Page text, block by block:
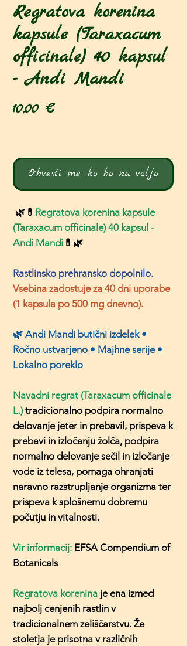
Regratova korenina
kapsule (Taraxacum
officinale) 40 kapsul
- Andi Mandi
10,00 €Price
Obvesti me, ko bo na voljo
🌿💊 Regratova korenina kapsule
(Taraxacum officinale) 40 kapsul -
Andi Mandi 💊🌿
Rastlinsko prehransko dopolnilo.
Vsebina zadostuje za 40 dni uporabe
(1 kapsula po 500 mg dnevno).
🌿 Andi Mandi butični izdelek •
Ročno ustvarjeno • Majhne serije •
Lokalno poreklo
Navadni regrat (Taraxacum officinale
L.) tradicionalno podpira normalno
delovanje jeter in prebavil, prispeva k
prebavi in izločanju žolča, podpira
normalno delovanje sečil in izločanje
vode iz telesa, pomaga ohranjati
naravno razstrupljanje organizma ter
prispeva k splošnemu dobremu
počutju in vitalnosti.
Vir informacij: EFSA Compendium of
Botanicals
Regratova korenina je ena izmed
najbolj cenjenih rastlin v
tradicionalnem zeliščarstvu. Že
stoletja je prisotna v različnih